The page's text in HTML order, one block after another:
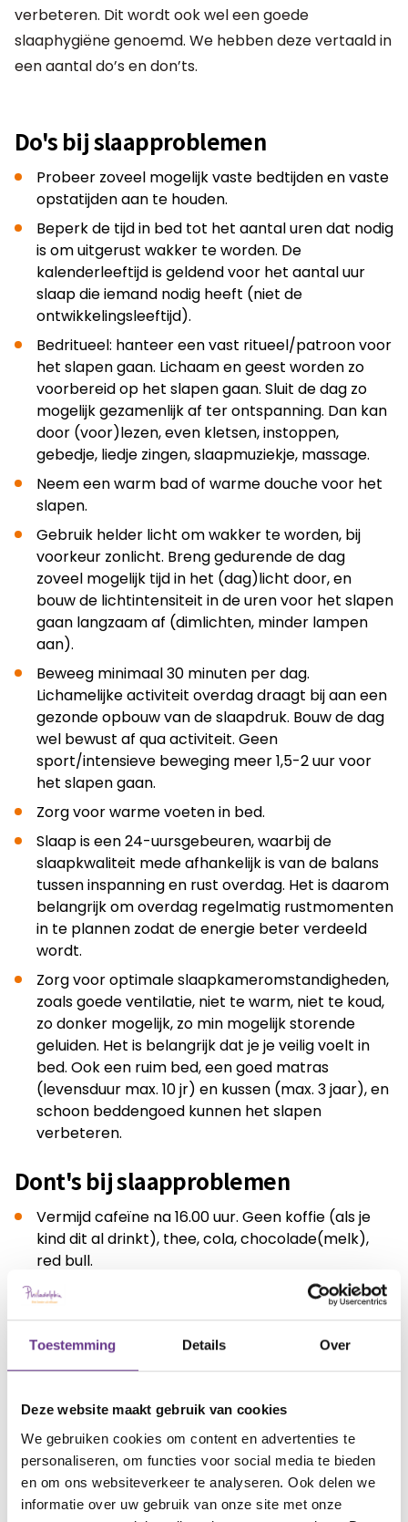
Toestemming Details Over
Deze website maakt gebruik van cookies
We gebruiken cookies om content en advertenties te
personaliseren, om functies voor social media te bieden
en om ons websiteverkeer te analyseren. Ook delen we
informatie over uw gebruik van onze site met onze
verbeteren. Dit wordt ook wel een goede
slaaphygiëne genoemd. We hebben deze vertaald in
een aantal do’s en don’ts.
Do's bij slaapproblemen
Probeer zoveel mogelijk vaste bedtijden en vaste
opstatijden aan te houden.
Beperk de tijd in bed tot het aantal uren dat nodig
is om uitgerust wakker te worden. De
kalenderleeftijd is geldend voor het aantal uur
slaap die iemand nodig heeft (niet de
ontwikkelingsleeftijd).
Bedritueel: hanteer een vast ritueel/patroon voor
het slapen gaan. Lichaam en geest worden zo
voorbereid op het slapen gaan. Sluit de dag zo
mogelijk gezamenlijk af ter ontspanning. Dan kan
door (voor)lezen, even kletsen, instoppen,
gebedje, liedje zingen, slaapmuziekje, massage.
Neem een warm bad of warme douche voor het
slapen.
Gebruik helder licht om wakker te worden, bij
voorkeur zonlicht. Breng gedurende de dag
zoveel mogelijk tijd in het (dag)licht door, en
bouw de lichtintensiteit in de uren voor het slapen
gaan langzaam af (dimlichten, minder lampen
aan).
Beweeg minimaal 30 minuten per dag.
Lichamelijke activiteit overdag draagt bij aan een
gezonde opbouw van de slaapdruk. Bouw de dag
wel bewust af qua activiteit. Geen
sport/intensieve beweging meer 1,5-2 uur voor
het slapen gaan.
Zorg voor warme voeten in bed.
Slaap is een 24-uursgebeuren, waarbij de
slaapkwaliteit mede afhankelijk is van de balans
tussen inspanning en rust overdag. Het is daarom
belangrijk om overdag regelmatig rustmomenten
in te plannen zodat de energie beter verdeeld
wordt.
Zorg voor optimale slaapkameromstandigheden,
zoals goede ventilatie, niet te warm, niet te koud,
zo donker mogelijk, zo min mogelijk storende
geluiden. Het is belangrijk dat je je veilig voelt in
bed. Ook een ruim bed, een goed matras
(levensduur max. 10 jr) en kussen (max. 3 jaar), en
schoon beddengoed kunnen het slapen
verbeteren.
Dont's bij slaapproblemen
Vermijd cafeïne na 16.00 uur. Geen koffie (als je
kind dit al drinkt), thee, cola, chocolade(melk),
red bull.
Eet geen zware maaltijden of zoetigheid
(chocolade, ijs e.d.) voordat je gaat slapen.
slaap omdat je er meer door gaat dromen.
(schermpjes) met blauw licht: smartphone,
tablet, laptop. Voor tablets en telefoons kan er
gebruik worden gemaakt van een ‘nightshift’-
functie of -app, deze filtert het blauwe licht uit de
apparaten.